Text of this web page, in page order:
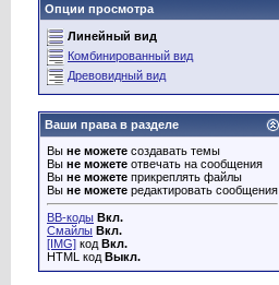
Опции просмотра
Линейный вид
Комбинированный вид
Древовидный вид
Ваши права в разделе
Вы не можете создавать темы
Вы не можете отвечать на сообщения
Вы не можете прикреплять файлы
Вы не можете редактировать сообщения
BB-коды Вкл.
Смайлы Вкл.
[IMG] код Вкл.
HTML код Выкл.